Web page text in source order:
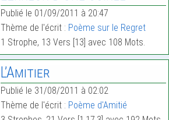
Publié le 01/09/2011 à 20:47
Thème de l'écrit : Poème sur le Regret
1 Strophe, 13 Vers [13] avec 108 Mots.
L’Amitier
Publié le 31/08/2011 à 02:02
Thème de l'écrit : Poème d'Amitié